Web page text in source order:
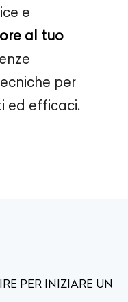
e
al tuo
per
ed efficaci.
PER INIZIARE UN